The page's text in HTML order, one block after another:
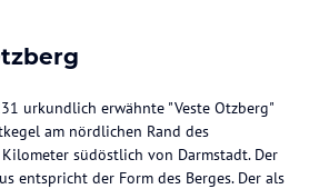
urkundlich erwähnte "Veste Otzberg"
am nördlichen Rand des
südöstlich von Darmstadt. Der
entspricht der Form des Berges. Der als